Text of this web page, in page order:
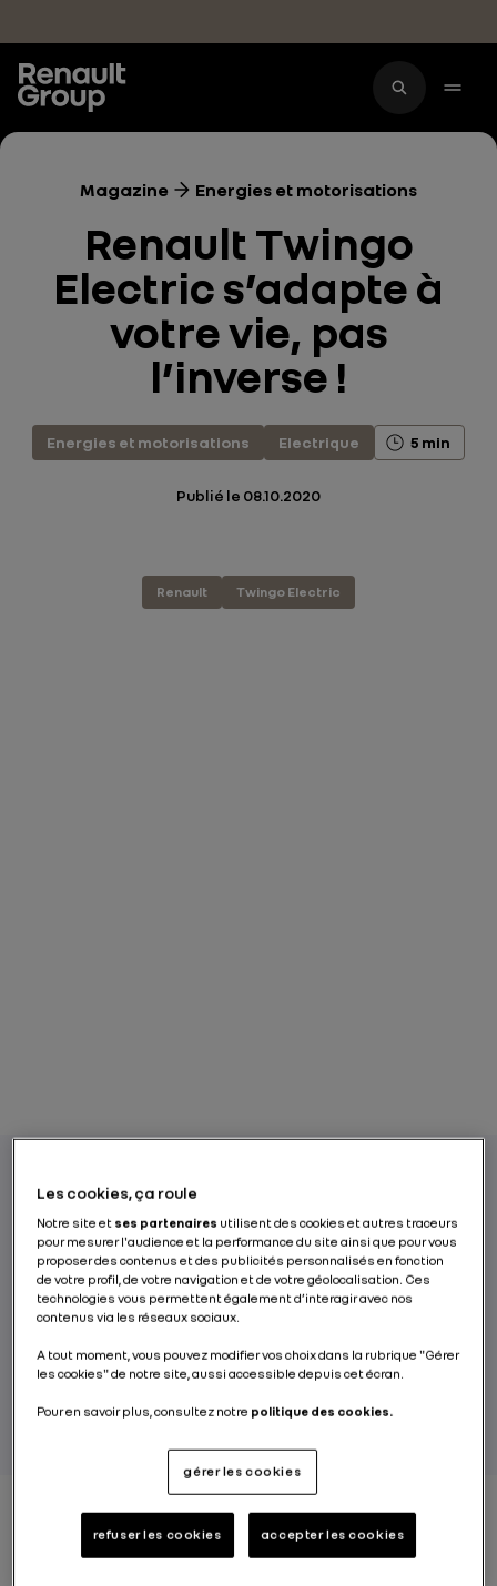
Magazine Energies et motorisations
Renault Twingo
Electric s’adapte à
votre vie, pas
l’inverse !
Energies et motorisations Electrique 5 min
Publié le 08.10.2020
Renault Twingo Electric
Avec sa nouvelle motorisation électrique,
Twingo est plus que jamais la parfaite alliée
de vos trajets urbains et péri-urbains. Elle
s’adapte aux mille et une activités de votre
quotidien.
Nouvelle Renault Twingo Electric est résolument
Les cookies, ça roule
Notre site et ses partenaires utilisent des cookies et autres traceurs
pour mesurer l'audience et la performance du site ainsi que pour vous
proposer des contenus et des publicités personnalisés en fonction
de votre profil, de votre navigation et de votre géolocalisation. Ces
technologies vous permettent également d’interagir avec nos
contenus via les réseaux sociaux.
A tout moment, vous pouvez modifier vos choix dans la rubrique "Gérer
les cookies" de notre site, aussi accessible depuis cet écran.
Pour en savoir plus, consultez notre politique des cookies.
gérer les cookies
refuser les cookies accepter les cookies